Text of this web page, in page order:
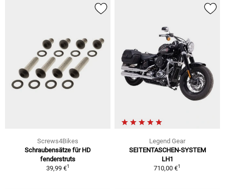
Screws4Bikes
Schraubensätze für HD
fenderstruts
39,99 €1
Legend Gear
SEITENTASCHEN-SYSTEM
LH1
710,00 €1